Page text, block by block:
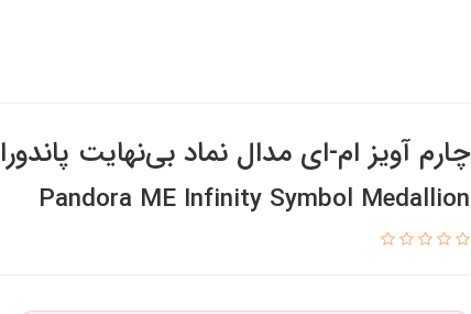
چارم آویز ام-ای مدال نماد بی‌نهایت پاندورا
Pandora ME Infinity Symbol Medallion